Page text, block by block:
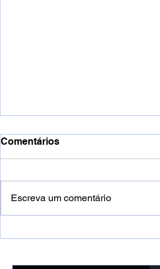
Comentários
Escreva um comentário